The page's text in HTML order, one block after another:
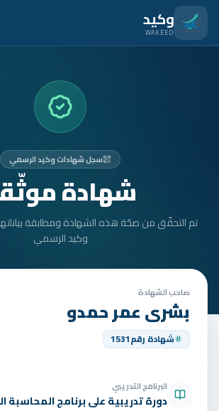
انتقل للمحتوى الرئيسي
وكيد
WAKEED
المتدربون
الأمان
تواصل
الوظائف
سجل شهادات وكيد الرسمي
شهادة
تم التحقّق من صحّة هذه الشهادة ومطابقة
وكيد الرسمي
صاحب الشهادة
بشرى عمر حمدو
شهادة رقم1531
البرنامج التدريبي
دورة تدريبية على برنامج المحاسبة